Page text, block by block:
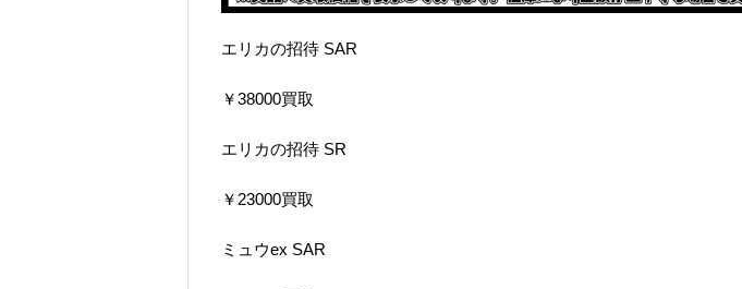
エリカの招待 SAR
￥38000買取
エリカの招待 SR
￥23000買取
ミュウex SAR